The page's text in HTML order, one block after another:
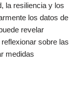
la resiliencia y los
los datos de
revelar
sobre las
medidas